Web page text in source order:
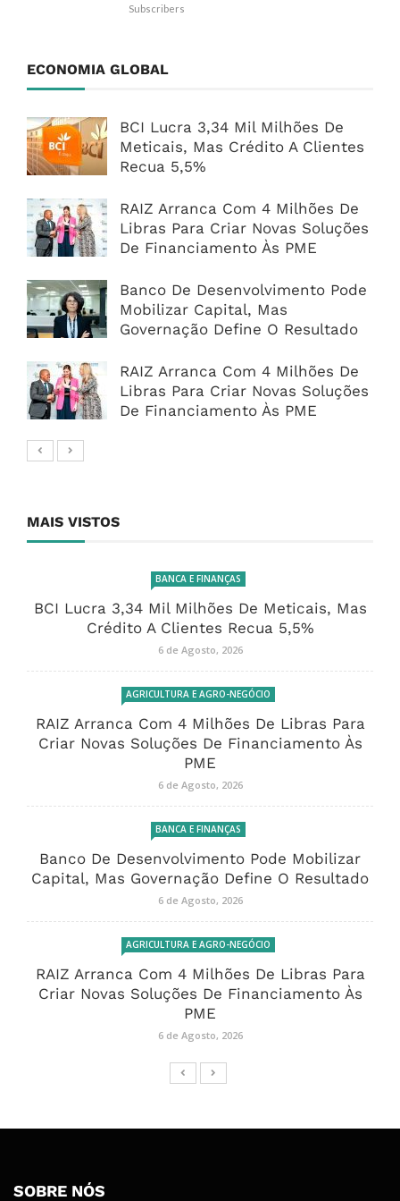
Subscribers
ECONOMIA GLOBAL
BCI Lucra 3,34 Mil Milhões De
Meticais, Mas Crédito A Clientes
Recua 5,5%
RAIZ Arranca Com 4 Milhões De
Libras Para Criar Novas Soluções
De Financiamento Às PME
Banco De Desenvolvimento Pode
Mobilizar Capital, Mas
Governação Define O Resultado
RAIZ Arranca Com 4 Milhões De
Libras Para Criar Novas Soluções
De Financiamento Às PME
MAIS VISTOS
BANCA E FINANÇAS
BCI Lucra 3,34 Mil Milhões De Meticais, Mas
Crédito A Clientes Recua 5,5%
6 de Agosto, 2026
AGRICULTURA E AGRO-NEGÓCIO
RAIZ Arranca Com 4 Milhões De Libras Para
Criar Novas Soluções De Financiamento Às
PME
6 de Agosto, 2026
BANCA E FINANÇAS
Banco De Desenvolvimento Pode Mobilizar
Capital, Mas Governação Define O Resultado
6 de Agosto, 2026
AGRICULTURA E AGRO-NEGÓCIO
RAIZ Arranca Com 4 Milhões De Libras Para
Criar Novas Soluções De Financiamento Às
PME
6 de Agosto, 2026
SOBRE NÓS